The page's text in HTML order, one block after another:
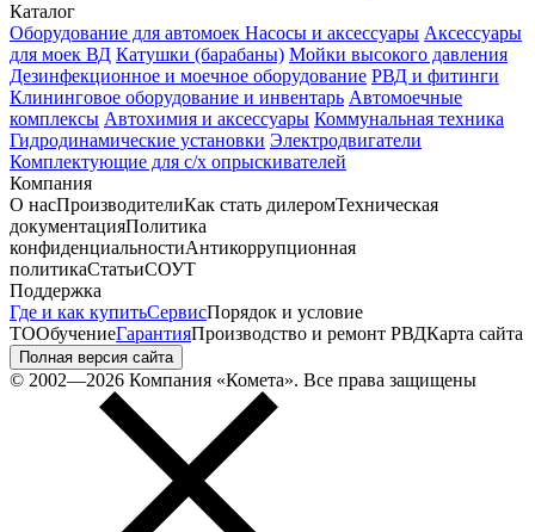
Каталог
Оборудование для автомоек Насосы и аксессуары Аксессуары
для моек ВД Катушки (барабаны) Мойки высокого давления
Дезинфекционное и моечное оборудование РВД и фитинги
Клининговое оборудование и инвентарь Автомоечные
комплексы Автохимия и аксессуары Коммунальная техника
Гидродинамические установки Электродвигатели
Комплектующие для с/х опрыскивателей
Компания
О насПроизводителиКак стать дилеромТехническая
документацияПолитика
конфиденциальностиАнтикоррупционная
политикаСтатьиСОУТ
Поддержка
Где и как купитьСервисПорядок и условие
ТООбучениеГарантияПроизводство и ремонт РВДКарта сайта
Полная версия сайта
© 2002—2026 Компания «Комета». Все права защищены